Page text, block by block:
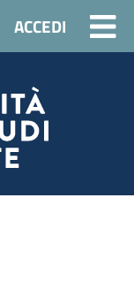
ACCEDI